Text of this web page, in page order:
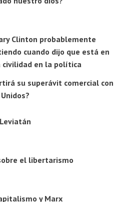
Clinton probablemente
cuando dijo que está en
civilidad en la política
su superávit comercial con
el libertarismo
y Marx